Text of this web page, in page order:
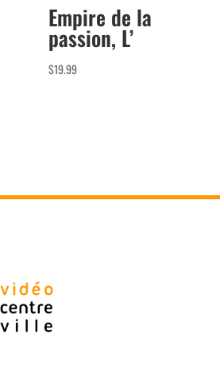
Empire de la
passion, L’
$19.99